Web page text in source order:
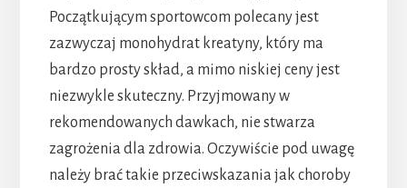
Początkującym sportowcom polecany jest
zazwyczaj monohydrat kreatyny, który ma
bardzo prosty skład, a mimo niskiej ceny jest
niezwykle skuteczny. Przyjmowany w
rekomendowanych dawkach, nie stwarza
zagrożenia dla zdrowia. Oczywiście pod uwagę
należy brać takie przeciwskazania jak choroby